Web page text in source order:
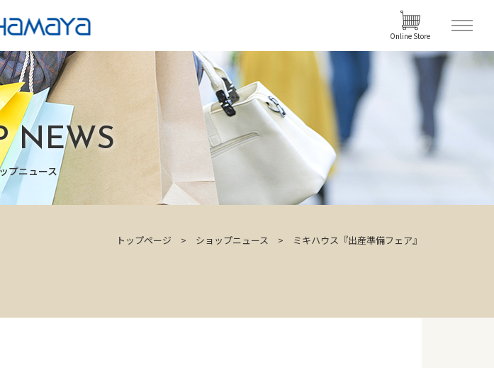
Online Store
NEWS
プニュース
トップページ ショップニュース ミキハウス『出産準備フェア』